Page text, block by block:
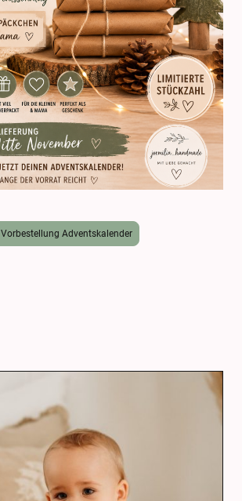
Vorbestellung Adventskalender